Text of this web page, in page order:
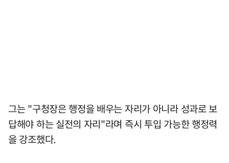
그는 "구청장은 행정을 배우는 자리가 아니라 성과로 보
답해야 하는 실전의 자리"라며 즉시 투입 가능한 행정력
을 강조했다.